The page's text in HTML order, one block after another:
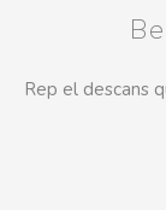
Rep el descans